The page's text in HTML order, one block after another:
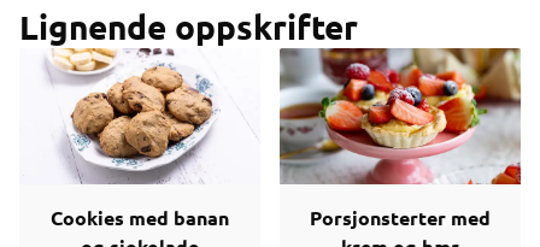
Lignende oppskrifter
Cookies med banan
Porsjonsterter med